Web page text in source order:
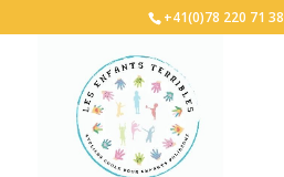
+41(0)78 220 71 38